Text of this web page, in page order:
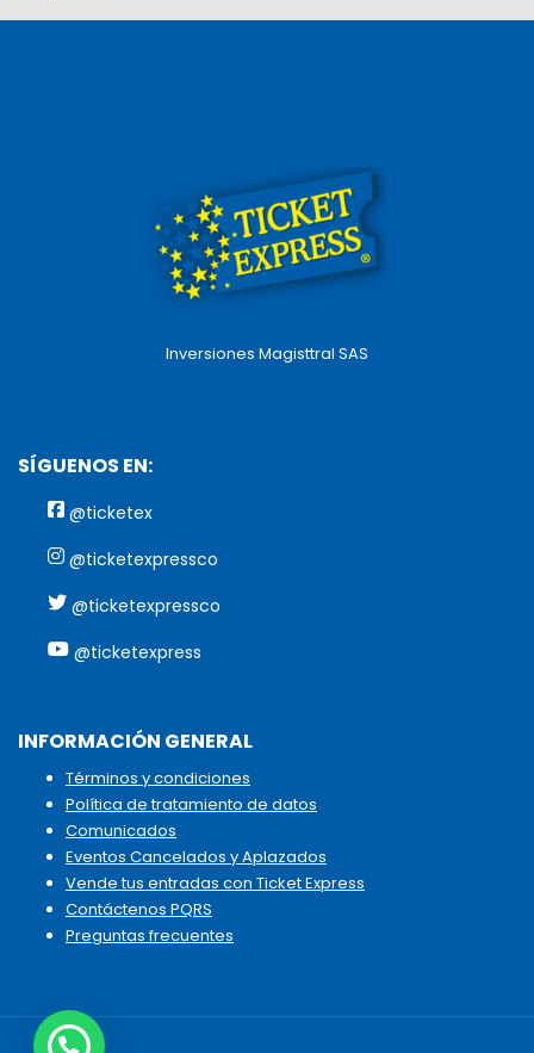
Inversiones Magisttral SAS
SÍGUENOS EN:
@ticketex
@ticketexpressco
@ticketexpressco
@ticketexpress
INFORMACIÓN GENERAL
Términos y condiciones
Política de tratamiento de datos
Comunicados
Eventos Cancelados y Aplazados
Vende tus entradas con Ticket Express
Contáctenos PQRS
Preguntas frecuentes